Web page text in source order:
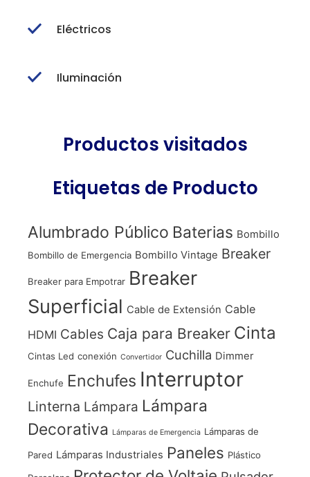
Eléctricos
Iluminación
Productos visitados
Etiquetas de Producto
Alumbrado Público Baterias Bombillo
Bombillo de Emergencia Bombillo Vintage Breaker
Breaker para Empotrar Breaker
Superficial Cable de Extensión Cable
HDMI Cables Caja para Breaker Cinta
Cintas Led conexión Convertidor Cuchilla Dimmer
Enchufe Enchufes Interruptor
Linterna Lámpara Lámpara
Decorativa
Lámparas de Emergencia Lámparas de
Pared Lámparas Industriales Paneles Plástico